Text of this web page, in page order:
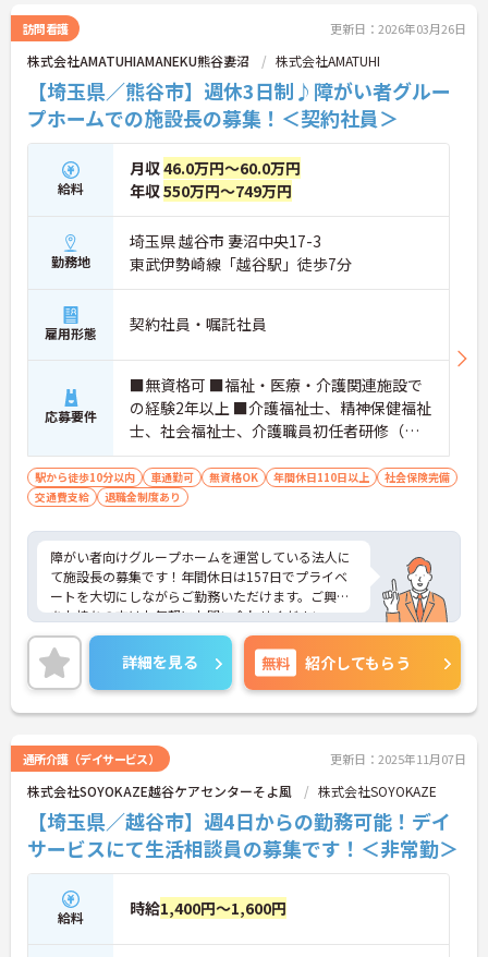
訪問看護 更新日：2026年03月26日
株式会社AMATUHIAMANEKU熊谷妻沼 株式会社AMATUHI
【埼玉県／熊谷市】週休3日制♪障がい者グルー
プホームでの施設長の募集！＜契約社員＞
給料
月収46.0万円～60.0万円
年収550万円～749万円
勤務地
埼玉県 越谷市 妻沼中央17-3
東武伊勢崎線「越谷駅」徒歩7分
雇用形態 契約社員・嘱託社員
応募要件
■無資格可 ■福祉・医療・介護関連施設で
の経験2年以上 ■介護福祉士、精神保健福祉
士、社会福祉士、介護職員初任者研修（旧
ヘルパー2級）、介護職員実務者研修（旧ヘ
ルパー1級/基礎研修）の資格者歓迎
駅から徒歩10分以内 車通勤可 無資格OK 年間休日110日以上
社会保険完備
交通費支給
退職金制度あり
障がい者向けグループホームを運営している法人に
て施設長の募集です！年間休日は157日でプライベ
ートを大切にしながらご勤務いただけます。ご興味
をお持ちの方はお気軽にお問い合わせください。
詳細を見る 無料 紹介してもらう
通所介護（デイサービス） 更新日：2025年11月07日
株式会社SOYOKAZE越谷ケアセンターそよ風 株式会社SOYOKAZE
【埼玉県／越谷市】週4日からの勤務可能！デイ
サービスにて生活相談員の募集です！＜非常勤＞
給料 時給1,400円～1,600円